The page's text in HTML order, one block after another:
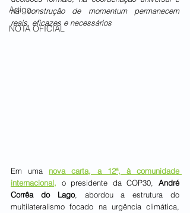
Artigo
NOTA OFICIAL
na construção de momentum permanecem
reais, eficazes e necessários
Em uma nova carta, a 12ª, à comunidade
internacional, o presidente da COP30, André
Corrêa do Lago, abordou a estrutura do
multilateralismo focado na urgência climática,